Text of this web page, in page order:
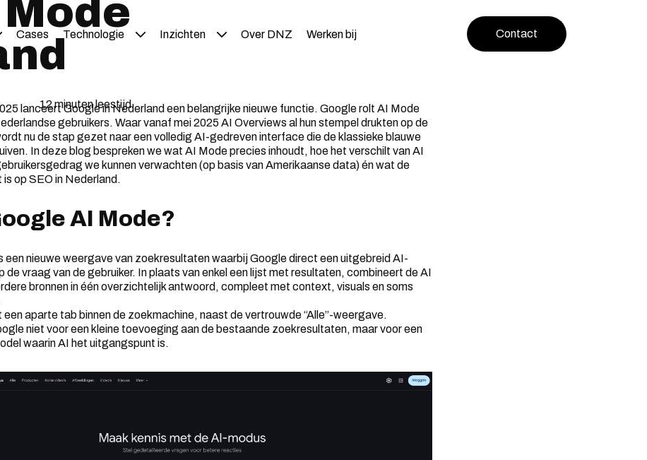
Cases Technologie Inzichten Over DNZ Werken bij Contact
12 minuten leestijd
lanceert Google in Nederland een belangrijke nieuwe functie. Google rolt AI Mode
gebruikers. Waar vanaf mei 2025 AI Overviews al hun stempel drukten op de
nu de stap gezet naar een volledig AI-gedreven interface die de klassieke blauwe
In deze blog bespreken we wat AI Mode precies inhoudt, hoe het verschilt van AI
we kunnen verwachten (op basis van Amerikaanse data) én wat de
op SEO in Nederland.
AI Mode?
een nieuwe weergave van zoekresultaten waarbij Google direct een uitgebreid AI-
vraag van de gebruiker. In plaats van enkel een lijst met resultaten, combineert de AI
bronnen in één overzichtelijk antwoord, compleet met context, visuals en soms
aparte tab binnen de zoekmachine, naast de vertrouwde “Alle”-weergave.
niet voor een kleine toevoeging aan de bestaande zoekresultaten, maar voor een
waarin AI het uitgangspunt is.